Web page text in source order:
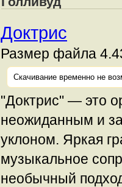
Доктрис
Размер файла
Скачивание временно не
"Доктрис" — это
неожиданным и
уклоном. Яркая
музыкальное
необычный